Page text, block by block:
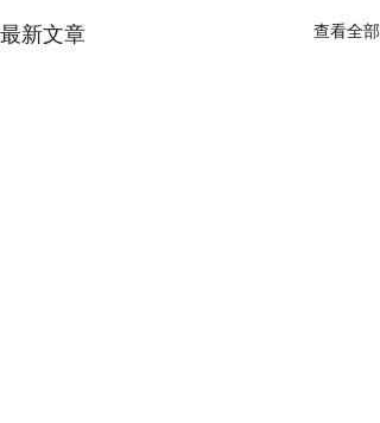
最新文章 查看全部